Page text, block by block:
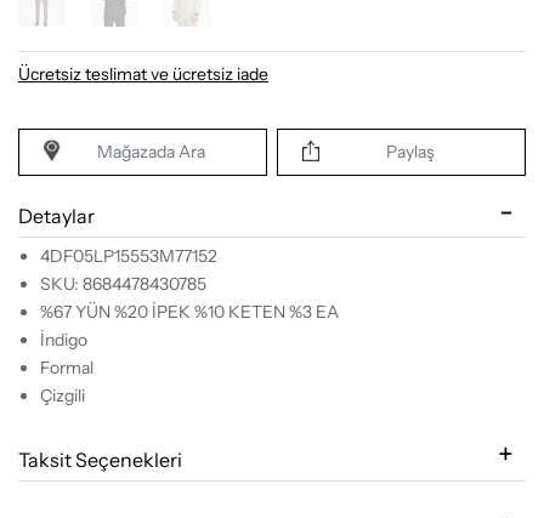
Ücretsiz teslimat ve ücretsiz iade
Mağazada Ara Paylaş
Detaylar
4DF05LP15553M77152
SKU: 8684478430785
%67 YÜN %20 İPEK %10 KETEN %3 EA
İndigo
Formal
Çizgili
Taksit Seçenekleri